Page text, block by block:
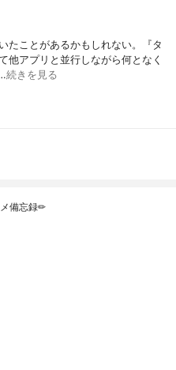
たことがあるかもしれない。『タ
他アプリと並行しながら何となく
続きを見る
備忘録✏︎